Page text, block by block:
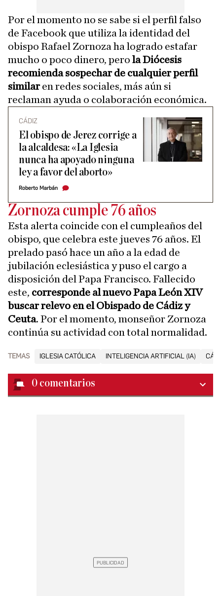
Por el momento no se sabe si el perfil falso
de Facebook que utiliza la identidad del
obispo Rafael Zornoza ha logrado estafar
mucho o poco dinero, pero la Diócesis
recomienda sospechar de cualquier perfil
similaren redes sociales, más aún si
reclaman ayuda o colaboración económica.
CÁDIZ
El obispo de Jerez corrige a
la alcaldesa: «La Iglesia
nunca ha apoyado ninguna
ley a favor del aborto»
Roberto Marbán
Zornoza cumple 76 años
Esta alerta coincide con el cumpleaños del
obispo, que celebra este jueves 76 años. El
prelado pasó hace un año a la edad de
jubilación eclesiástica y puso el cargo a
disposición del Papa Francisco. Fallecido
este, corresponde al nuevo Papa León XIV
buscar relevo en el Obispado de Cádiz y
Ceuta. Por el momento, monseñor Zornoza
continúa su actividad con total normalidad.
TEMAS IGLESIA CATÓLICA INTELIGENCIA ARTIFICIAL (IA)
0 comentarios